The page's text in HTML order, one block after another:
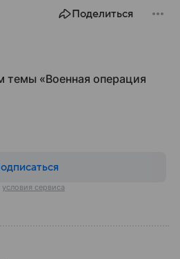
Поделиться
темы «Военная операция
условия сервиса